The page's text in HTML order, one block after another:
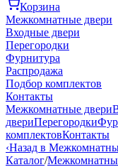
Корзина
Межкомнатные двери
Входные двери
Перегородки
Фурнитура
Распродажа
Подбор комплектов
Контакты
Межкомнатные двери
двериПерегородки
комплектовКонтакты
‹Назад в
Каталог/